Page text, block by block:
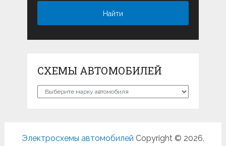
СХЕМЫ АВТОМОБИЛЕЙ
Схемы
Электросхемы автомобилей Copyright © 2026.